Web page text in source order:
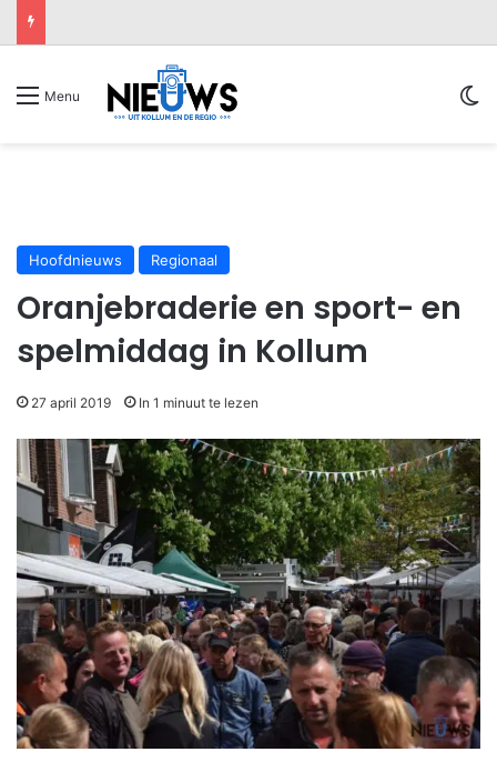
Menu
Hoofdnieuws Regionaal
Oranjebraderie en sport- en
spelmiddag in Kollum
27 april 2019 In 1 minuut te lezen